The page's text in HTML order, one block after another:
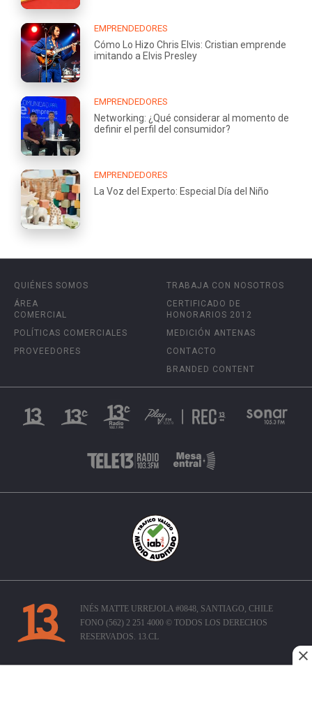
EMPRENDEDORES
Cómo Lo Hizo Chris Elvis: Cristian emprende
imitando a Elvis Presley
EMPRENDEDORES
Networking: ¿Qué considerar al momento de
definir el perfil del consumidor?
EMPRENDEDORES
La Voz del Experto: Especial Día del Niño
QUIÉNES SOMOS
ÁREA
COMERCIAL
POLÍTICAS COMERCIALES
PROVEEDORES
TRABAJA CON NOSOTROS
CERTIFICADO DE
HONORARIOS 2012
MEDICIÓN ANTENAS
CONTACTO
BRANDED CONTENT
INÉS MATTE URREJOLA #0848, SANTIAGO, CHILE
FONO (562) 2 251 4000 © TODOS LOS DERECHOS
RESERVADOS. 13.CL